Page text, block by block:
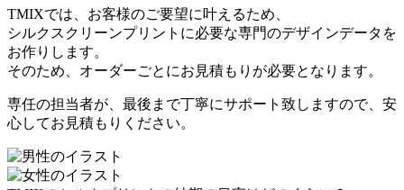
TMIXでは、お客様のご要望に叶えるため、
シルクスクリーンプリントに必要な専門のデザインデータを
お作りします。
そのため、オーダーごとにお見積もりが必要となります。
専任の担当者が、最後まで丁寧にサポート致しますので、安
心してお見積もりください。